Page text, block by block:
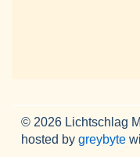
© 2026 Lichtschlag
hosted by greybyte